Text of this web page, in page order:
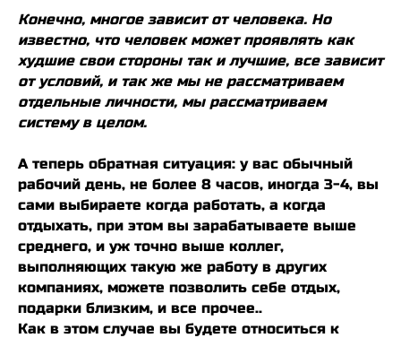
Конечно, многое зависит от человека. Но
известно, что человек может проявлять как
худшие свои стороны так и лучшие, все зависит
от условий, и так же мы не рассматриваем
отдельные личности, мы рассматриваем
систему в целом.
А теперь обратная ситуация: у вас обычный
рабочий день, не более 8 часов, иногда 3-4, вы
сами выбираете когда работать, а когда
отдыхать, при этом вы зарабатываете выше
среднего, и уж точно выше коллег,
выполняющих такую же работу в других
компаниях, можете позволить себе отдых,
подарки близким, и все прочее..
Как в этом случае вы будете относиться к